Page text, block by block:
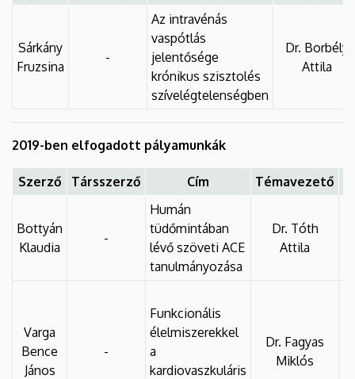
Sárkány
Fruzsina
-
Az intravénás
vaspótlás
jelentősége
krónikus szisztolés
szívelégtelenségben
Dr. Borbély
Attila
2019-ben elfogadott pályamunkák
Szerző Társszerző Cím Témavezető
Bottyán
Klaudia
-
Humán
tüdőmintában
lévő szöveti ACE
tanulmányozása
Dr. Tóth
Attila
Varga
Bence
János
-
Funkcionális
élelmiszerekkel
a
kardiovaszkuláris
Dr. Fagyas
Miklós